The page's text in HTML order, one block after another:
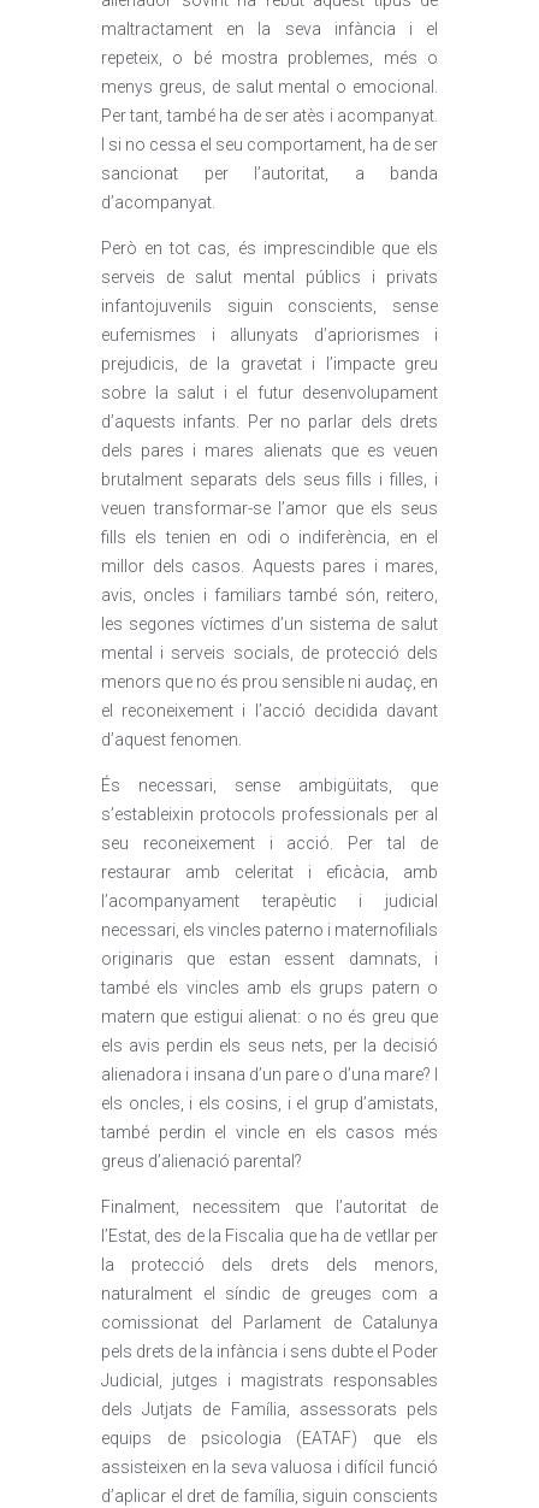
maltractament en la seva infància i el
repeteix, o bé mostra problemes, més o
menys greus, de salut mental o emocional.
Per tant, també ha de ser atès i acompanyat.
I si no cessa el seu comportament, ha de ser
sancionat per l’autoritat, a banda
d’acompanyat.
Però en tot cas, és imprescindible que els
serveis de salut mental públics i privats
infantojuvenils siguin conscients, sense
eufemismes i allunyats d’apriorismes i
prejudicis, de la gravetat i l’impacte greu
sobre la salut i el futur desenvolupament
d’aquests infants. Per no parlar dels drets
dels pares i mares alienats que es veuen
brutalment separats dels seus fills i filles, i
veuen transformar-se l’amor que els seus
fills els tenien en odi o indiferència, en el
millor dels casos. Aquests pares i mares,
avis, oncles i familiars també són, reitero,
les segones víctimes d’un sistema de salut
mental i serveis socials, de protecció dels
menors que no és prou sensible ni audaç, en
el reconeixement i l’acció decidida davant
d’aquest fenomen.
És necessari, sense ambigüitats, que
s’estableixin protocols professionals per al
seu reconeixement i acció. Per tal de
restaurar amb celeritat i eficàcia, amb
l’acompanyament terapèutic i judicial
necessari, els vincles paterno i maternofilials
originaris que estan essent damnats, i
també els vincles amb els grups patern o
matern que estigui alienat: o no és greu que
els avis perdin els seus nets, per la decisió
alienadora i insana d’un pare o d’una mare? I
els oncles, i els cosins, i el grup d’amistats,
també perdin el vincle en els casos més
greus d’alienació parental?
Finalment, necessitem que l’autoritat de
l’Estat, des de la Fiscalia que ha de vetllar per
la protecció dels drets dels menors,
naturalment el síndic de greuges com a
comissionat del Parlament de Catalunya
pels drets de la infància i sens dubte el Poder
Judicial, jutges i magistrats responsables
dels Jutjats de Família, assessorats pels
equips de psicologia (EATAF) que els
assisteixen en la seva valuosa i difícil funció
d’aplicar el dret de família, siguin conscients